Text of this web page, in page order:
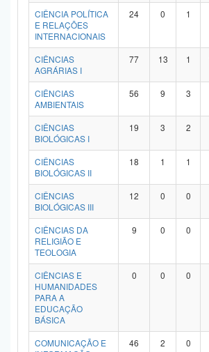
CIÊNCIA POLÍTICA
E RELAÇÕES
INTERNACIONAIS
24 0 1
CIÊNCIAS
AGRÁRIAS I
77 13 1
CIÊNCIAS
AMBIENTAIS
56 9 3
CIÊNCIAS
BIOLÓGICAS I
19 3 2
CIÊNCIAS
BIOLÓGICAS II
18 1 1
CIÊNCIAS
BIOLÓGICAS III
12 0 0
CIÊNCIAS DA
RELIGIÃO E
TEOLOGIA
9 0 0
CIÊNCIAS E
HUMANIDADES
PARA A
EDUCAÇÃO
BÁSICA
0 0 0
COMUNICAÇÃO E
46 2 0